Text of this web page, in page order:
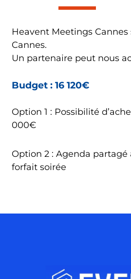
Heavent Meetings
Cannes.
Un partenaire peut nous
Budget : 16 120€
Option 1 : Possibilité
000€
Option 2 : Agenda
forfait soirée